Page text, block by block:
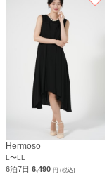
Hermoso
L〜LL
6泊7日 6,490 円 (税込)